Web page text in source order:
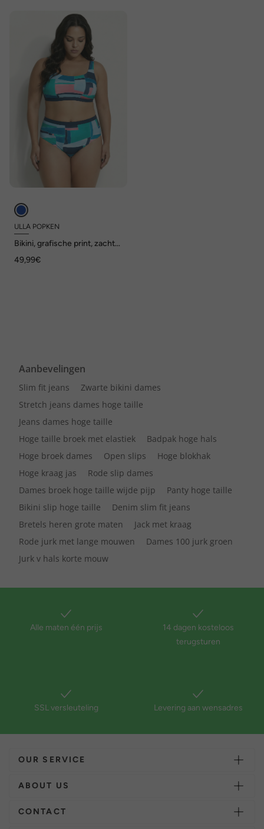
ULLA POPKEN
Bikini, grafische print, zachte
49,99€
Aanbevelingen
Slim fit jeans
Zwarte bikini dames
Stretch jeans dames hoge taille
Jeans dames hoge taille
Hoge taille broek met elastiek
Badpak hoge hals
Hoge broek dames
Open slips
Hoge blokhak
Hoge kraag jas
Rode slip dames
Dames broek hoge taille wijde pijp
Panty hoge taille
Bikini slip hoge taille
Denim slim fit jeans
Bretels heren grote maten
Jack met kraag
Rode jurk met lange mouwen
Dames 100 jurk groen
Jurk v hals korte mouw
Alle maten één prijs
14 dagen kosteloos
terugsturen
SSL versleuteling Levering aan wensadres
OUR SERVICE
ABOUT US
CONTACT